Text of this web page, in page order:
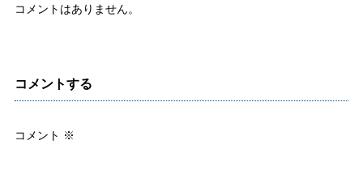
コメントはありません。
コメントする
コメント ※